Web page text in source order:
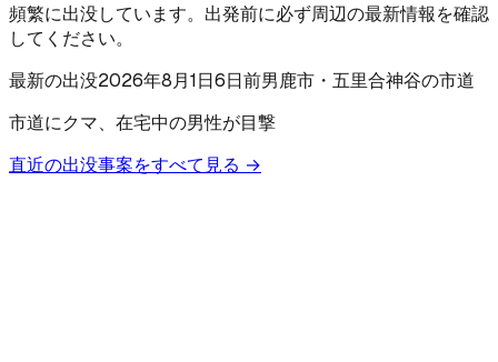
頻繁に出没しています。出発前に必ず周辺の最新情報を確認
してください。
最新の出没2026年8月1日6日前男鹿市 ・五里合神谷の市道
市道にクマ、在宅中の男性が目撃
直近の出没事案をすべて見る →